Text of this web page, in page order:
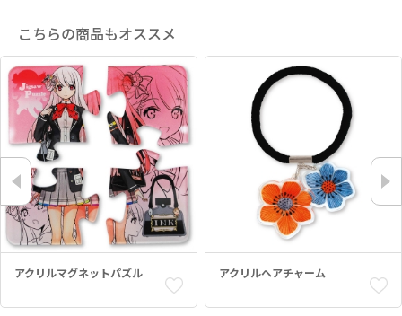
こちらの商品もオススメ
アクリルマグネットパズル アクリルヘアチャーム